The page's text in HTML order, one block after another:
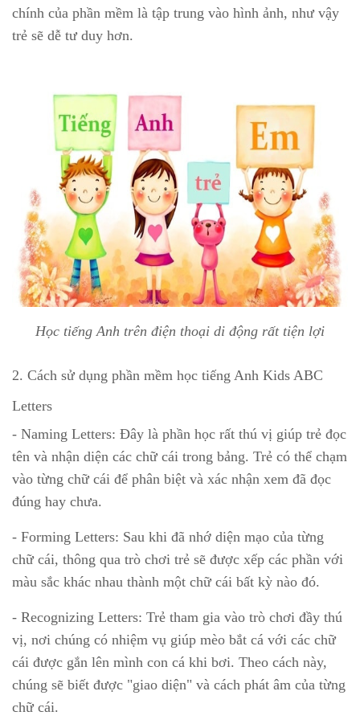
chính của phần mềm là tập trung vào hình ảnh, như vậy
trẻ sẽ dễ tư duy hơn.
Học tiếng Anh trên điện thoại di động rất tiện lợi
2. Cách sử dụng phần mềm học tiếng Anh Kids ABC
Letters
- Naming Letters: Đây là phần học rất thú vị giúp trẻ đọc
tên và nhận diện các chữ cái trong bảng. Trẻ có thể chạm
vào từng chữ cái để phân biệt và xác nhận xem đã đọc
đúng hay chưa.
- Forming Letters: Sau khi đã nhớ diện mạo của từng
chữ cái, thông qua trò chơi trẻ sẽ được xếp các phần với
màu sắc khác nhau thành một chữ cái bất kỳ nào đó.
- Recognizing Letters: Trẻ tham gia vào trò chơi đầy thú
vị, nơi chúng có nhiệm vụ giúp mèo bắt cá với các chữ
cái được gắn lên mình con cá khi bơi. Theo cách này,
chúng sẽ biết được "giao diện" và cách phát âm của từng
chữ cái.